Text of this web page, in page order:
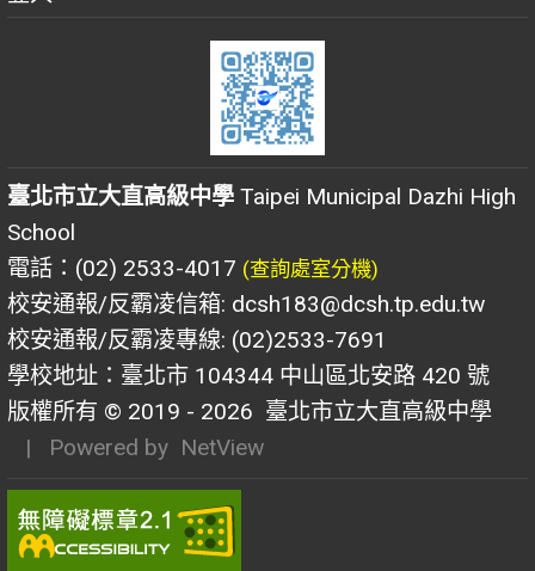
臺北市立大直高級中學 Taipei Municipal Dazhi High
School
電話：(02) 2533-4017 (查詢處室分機)
校安通報/反霸凌信箱: dcsh183@dcsh.tp.edu.tw
校安通報/反霸凌專線: (02)2533-7691
學校地址：臺北市 104344 中山區北安路 420 號
版權所有 © 2019 - 2026 臺北市立大直高級中學
| Powered by NetView